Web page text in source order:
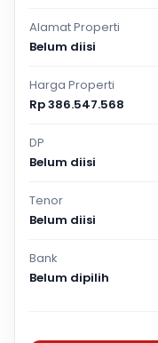
Alamat Properti
Belum diisi
Harga Properti
Rp 386.547.568
DP
Belum diisi
Tenor
Belum diisi
Bank
Belum dipilih